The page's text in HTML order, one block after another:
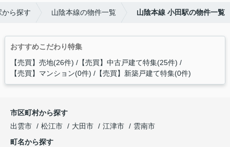
ら探す 山陰本線の物件一覧 山陰本線 小田駅の物件一覧
おすすめこだわり特集
【売買】売地(26件) 【売買】中古戸建て特集(25件)
【売買】マンション(0件) 【売買】新築戸建て特集(0件)
市区町村から探す
出雲市
松江市 大田市 江津市
雲南市
町名から探す